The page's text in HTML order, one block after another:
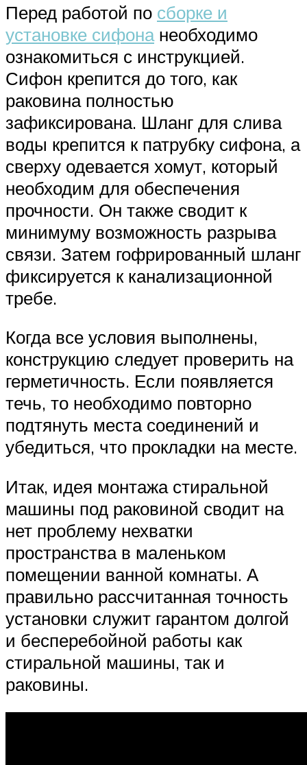
Перед работой по сборке и
установке сифонанеобходимо
ознакомиться с инструкцией.
Сифон крепится до того, как
раковина полностью
зафиксирована. Шланг для слива
воды крепится к патрубку сифона, а
сверху одевается хомут, который
необходим для обеспечения
прочности. Он также сводит к
минимуму возможность разрыва
связи. Затем гофрированный шланг
фиксируется к канализационной
требе.
Когда все условия выполнены,
конструкцию следует проверить на
герметичность. Если появляется
течь, то необходимо повторно
подтянуть места соединений и
убедиться, что прокладки на месте.
Итак, идея монтажа стиральной
машины под раковиной сводит на
нет проблему нехватки
пространства в маленьком
помещении ванной комнаты. А
правильно рассчитанная точность
установки служит гарантом долгой
и бесперебойной работы как
стиральной машины, так и
раковины.